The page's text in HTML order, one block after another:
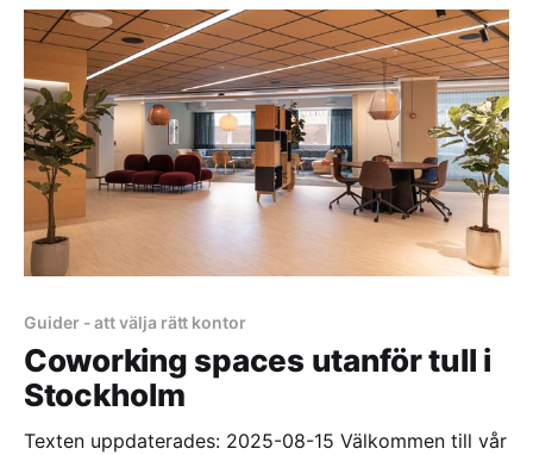
utför de självklart all lämplig kringservice. Kontakta
Flyttfirma Peter Åkare direkt! Ska ni flytta
Guider - att välja rätt kontor
Coworking spaces utanför tull i
Stockholm
Texten uppdaterades: 2025-08-15 Välkommen till vår